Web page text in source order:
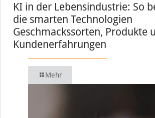
KI in der Lebensindustrie: So
die smarten Technologien
Geschmackssorten, Produkte
Kundenerfahrungen
Mehr